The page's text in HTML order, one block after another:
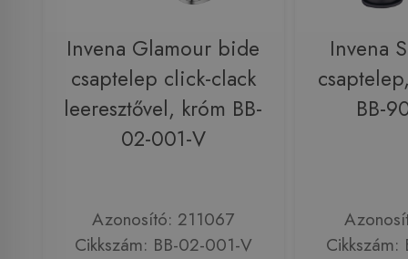
Invena Glamour bide
csaptelep click-clack
leeresztővel, króm BB-
02-001-V
Azonosító: 211067
Cikkszám: BB-02-001-V
Invena
BB-